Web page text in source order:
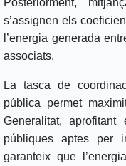
Posteriorment,
s’assignen els
l’energia generada
associats.
La tasca de
pública permet
Generalitat,
públiques aptes per
garanteix que